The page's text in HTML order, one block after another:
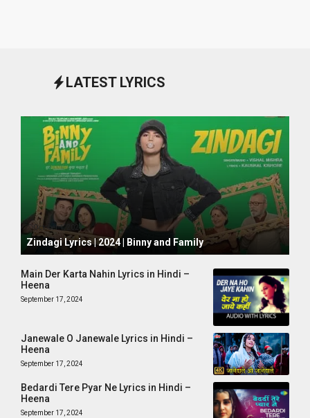
LATEST LYRICS
October 1, 2024
Zindagi Lyrics | 2024 | Binny and Family
Main Der Karta Nahin Lyrics in Hindi –
Heena
September 17, 2024
Janewale O Janewale Lyrics in Hindi –
Heena
September 17, 2024
Bedardi Tere Pyar Ne Lyrics in Hindi –
Heena
September 17, 2024